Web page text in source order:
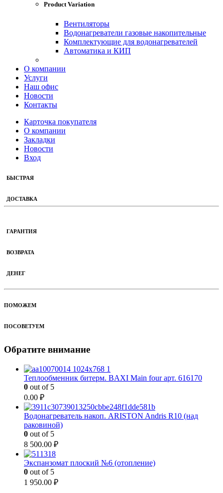
Product Variation
Вентиляторы
Водонагреватели газовые накопительные
Комплектующие для водонагревателей
Автоматика и КИП
О компании
Услуги
Наш офис
Новости
Контакты
Карточка покупателя
О компании
Закладки
Новости
Вход
БЫСТРАЯ
ДОСТАВКА
ГАРАНТИЯ
ВОЗВРАТА
ДЕНЕГ
ПОМОЖЕМ
ПОСОВЕТУЕМ
Обратите внимание
Теплообменник битерм. BAXI Main four арт. 616170
0 out of 5
0.00 ₽
Водонагреватель накоп. ARISTON Andris R10 (над
раковиной)
0 out of 5
8 500.00 ₽
Экспанзомат плоский №6 (отопление)
0 out of 5
1 950.00 ₽